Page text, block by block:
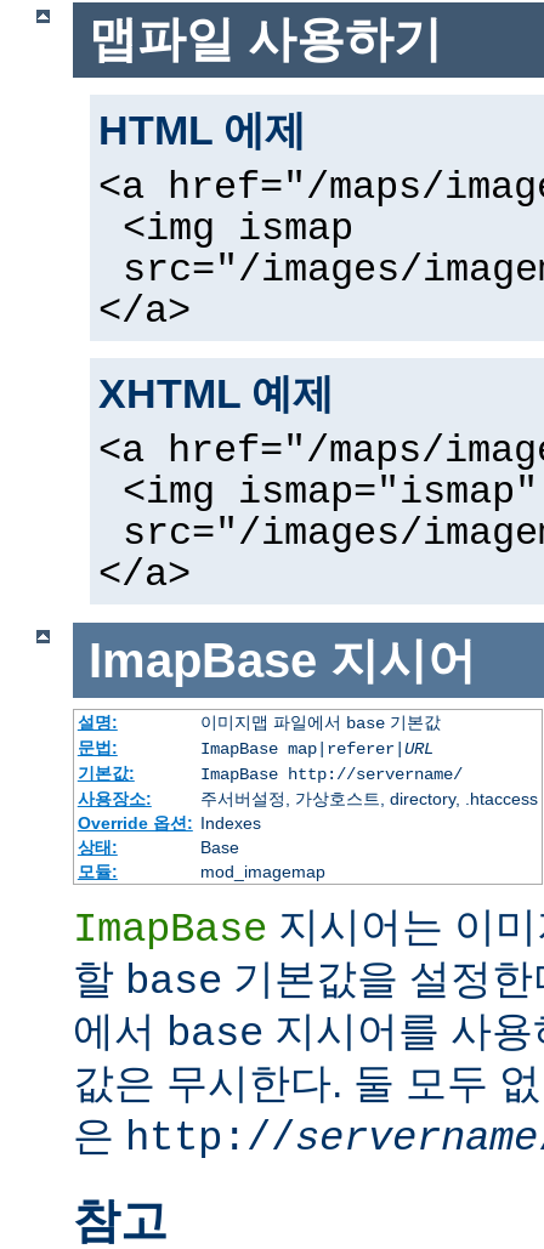
맵파일 사용하기
HTML 에제
<a href="/maps/
<img ismap
src="/images/
</a>
XHTML 예제
<a href="/maps/
<img ismap="ismap"
src="/images/
</a>
ImapBase 지시어
설명: 이미지맵 파일에서 base기본값
문법:
ImapBase map|referer| URL
기본값:
ImapBase http://servername/
사용장소:
주서버설정, 가상호스트, directory, .htaccess
Override 옵션: Indexes
상태:
Base
모듈:
mod_imagemap
ImapBase 지시어는 이
할 base 기본값을 설정
에서 base 지시어를 사
값은 무시한다. 둘 모두
은 http://servername
참고